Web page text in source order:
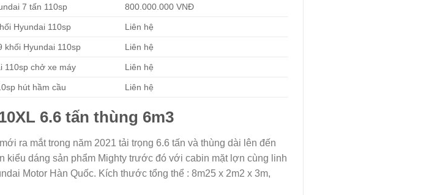
7 tấn 110sp 800.000.000 VNĐ
Hyundai 110sp Liên hệ
khối Hyundai 110sp Liên hệ
110sp chở xe máy Liên hệ
hút hầm cầu Liên hệ
6.6 tấn thùng 6m3
ra mắt trong năm 2021 tải trọng 6.6 tấn và thùng dài lên đến
kiểu dáng sản phẩm Mighty trước đó với cabin mặt lợn cùng linh
Motor Hàn Quốc. Kích thước tổng thể : 8m25 x 2m2 x 3m,